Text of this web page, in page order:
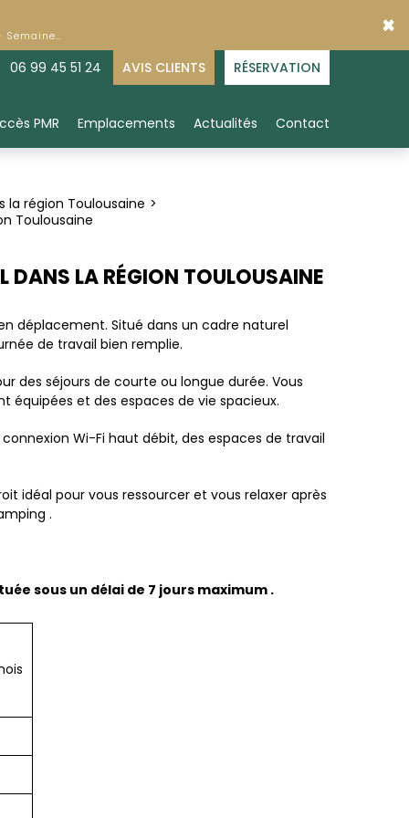
×
06 99 45 51 24 AVIS CLIENTS RÉSERVATION
PMR Emplacements Actualités Contact
la région Toulousaine
Toulousaine
DANS LA RÉGION TOULOUSAINE
déplacement. Situé dans un cadre naturel
de travail bien remplie.
des séjours de courte ou longue durée. Vous
et des espaces de vie spacieux.
Wi-Fi haut débit, des espaces de travail
idéal pour vous ressourcer et vous relaxer après
.
sous un délai de 7 jours maximum .